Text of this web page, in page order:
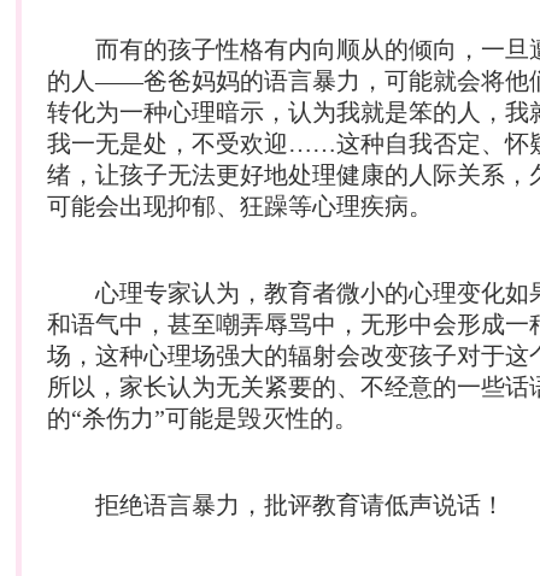
而有的孩子性格有内向顺从的倾向，一旦
的人——爸爸妈妈的语言暴力，可能就会将他
转化为一种心理暗示，认为我就是笨的人，我
我一无是处，不受欢迎……这种自我否定、怀
绪，让孩子无法更好地处理健康的人际关系，
可能会出现抑郁、狂躁等心理疾病。
心理专家认为，教育者微小的心理变化如
和语气中，甚至嘲弄辱骂中，无形中会形成一
场，这种心理场强大的辐射会改变孩子对于这
所以，家长认为无关紧要的、不经意的一些话
的“杀伤力”可能是毁灭性的。
拒绝语言暴力，批评教育请低声说话！